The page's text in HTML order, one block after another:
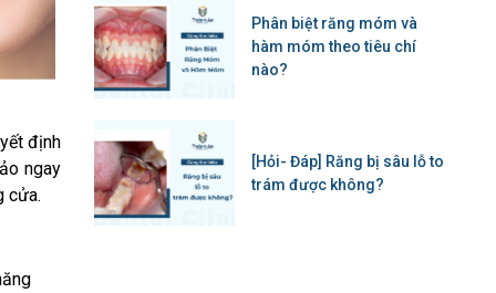
định
ngay
cửa.
Phân biệt răng móm và
hàm móm theo tiêu chí
nào?
[Hỏi- Đáp] Răng bị sâu lỗ to
trám được không?